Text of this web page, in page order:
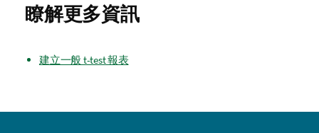
瞭解更多資訊
建立一般 t-test 報表